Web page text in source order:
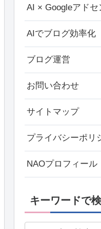
AI × Googleアドセ
AIでブログ効率化
ブログ運営
お問い合わせ
サイトマップ
プライバシーポリ
NAOプロフィール
キーワードで